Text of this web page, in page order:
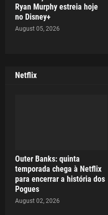
Ryan Murphy estreia hoje
no Disney+
August 05, 2026
Netflix
Outer Banks: quinta
temporada chega à Netflix
para encerrar a história dos
Pogues
August 02, 2026